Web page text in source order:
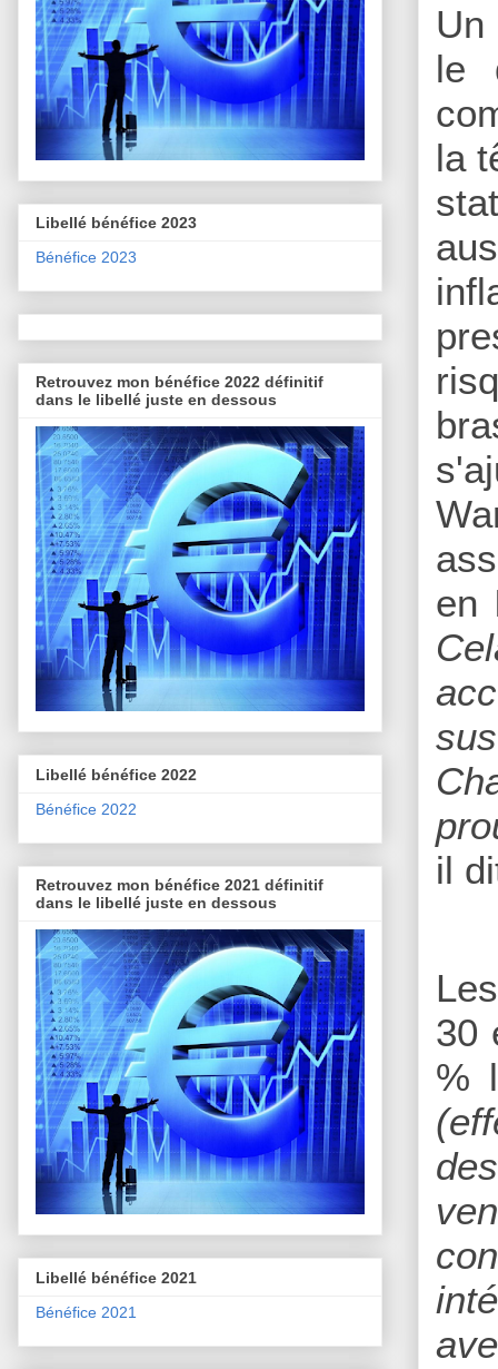
Un
le
la
en
il
30
%
Libellé bénéfice 2023
Bénéfice 2023
Retrouvez mon bénéfice 2022 définitif
dans le libellé juste en dessous
Libellé bénéfice 2022
Bénéfice 2022
Retrouvez mon bénéfice 2021 définitif
dans le libellé juste en dessous
Libellé bénéfice 2021
Bénéfice 2021